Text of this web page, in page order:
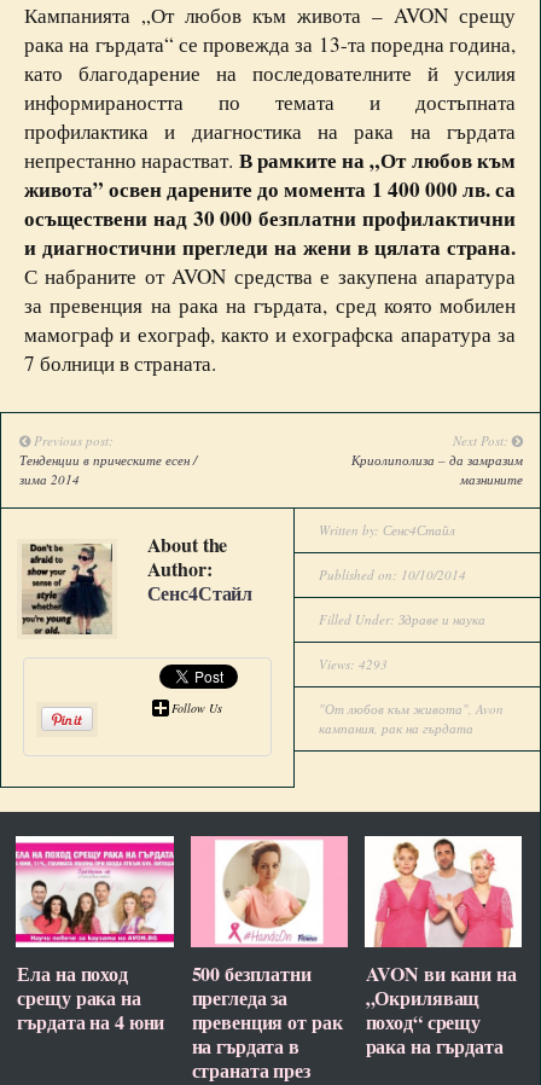
Кампанията „От любов към живота – AVON срещу
рака на гърдата“ се провежда за 13-та поредна година,
като благодарение на последователните й усилия
информираността по темата и достъпната
профилактика и диагностика на рака на гърдата
непрестанно нарастват. В рамките на „От любов към
живота” освен дарените до момента 1 400 000 лв. са
осъществени над 30 000 безплатни профилактични
и диагностични прегледи на жени в цялата страна.
С набраните от AVON средства е закупена апаратура
за превенция на рака на гърдата, сред която мобилен
мамограф и ехограф, както и ехографска апаратура за
7 болници в страната.
Previous post:
Тенденции в прическите есен /
зима 2014
Next Post:
Криолиполиза – да замразим
мазнините
About the
Author:
Сенс4Стайл
Follow Us
Written by: Сенс4Стайл
Published on: 10/10/2014
Filled Under: Здраве и наука
Views: 4293
"От любов към живота", Avon
кампания, рак на гърдата
Ела на поход
срещу рака на
гърдата на 4 юни
500 безплатни
прегледа за
превенция от рак
на гърдата в
страната през
AVON ви кани на
„Окриляващ
поход“ срещу
рака на гърдата